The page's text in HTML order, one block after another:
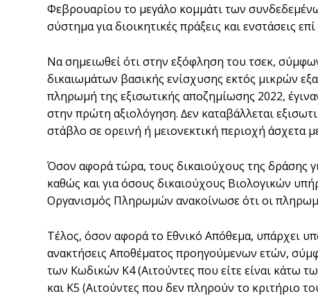
Φεβρουαρίου το µεγάλο κοµµάτι των
σύστηµα για διοικητικές πράξεις και ενστάσεις
Να σηµειωθεί ότι στην εξόφληση του τσεκ,
δικαιωµάτων βασικής ενίσχυσης εκτός µικρών
πληρωµή της εξισωτικής αποζηµίωσης 2022,
στην πρώτη αξιολόγηση. ∆εν καταβάλλεται
στάβλο σε ορεινή ή µειονεκτική περιοχή
Όσον αφορά τώρα, τους δικαιούχους της
καθώς και για όσους δικαιούχους Βιολογικών
Οργανισµός Πληρωµών ανακοίνωσε ότι οι
Τέλος, όσον αφορά το Εθνικό Απόθεµα, υπάρχει
ανακτήσεις Αποθέµατος προηγούµενων ετών,
των Κωδικών Κ4 (Αιτούντες που είτε είναι κάτω
και Κ5 (Αιτούντες που δεν πληρούν το κριτήριο